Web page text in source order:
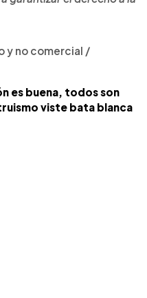
y no comercial /
es buena, todos son
viste bata blanca